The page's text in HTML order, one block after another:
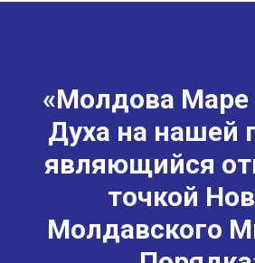
«Молдова
Духа на нашей
являющийся
точкой
Молдавского